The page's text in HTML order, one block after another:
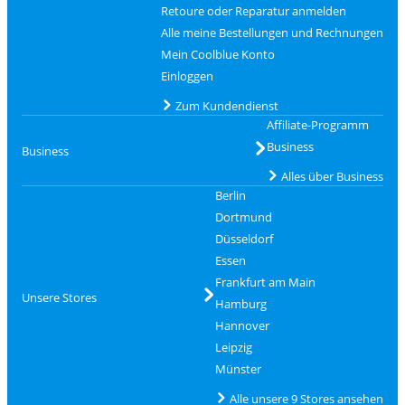
Retoure oder Reparatur anmelden
Alle meine Bestellungen und Rechnungen
Mein Coolblue Konto
Einloggen
Zum Kundendienst
Business
Affiliate-Programm
Business
Alles über Business
Unsere Stores
Berlin
Dortmund
Düsseldorf
Essen
Frankfurt am Main
Hamburg
Hannover
Leipzig
Münster
Alle unsere 9 Stores ansehen